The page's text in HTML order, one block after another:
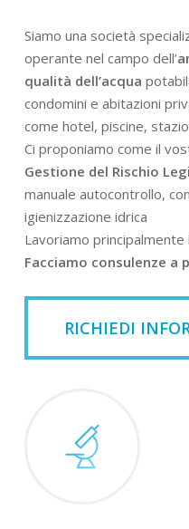
Siamo una società
operante nel campo dell’
qualità dell’acqua
condomini e abitazioni
come hotel, piscine,
Ci proponiamo come il
Gestione del Rischio
manuale autocontrollo,
igienizzazione idrica
Lavoriamo
Facciamo consulenze a
RICHIEDI